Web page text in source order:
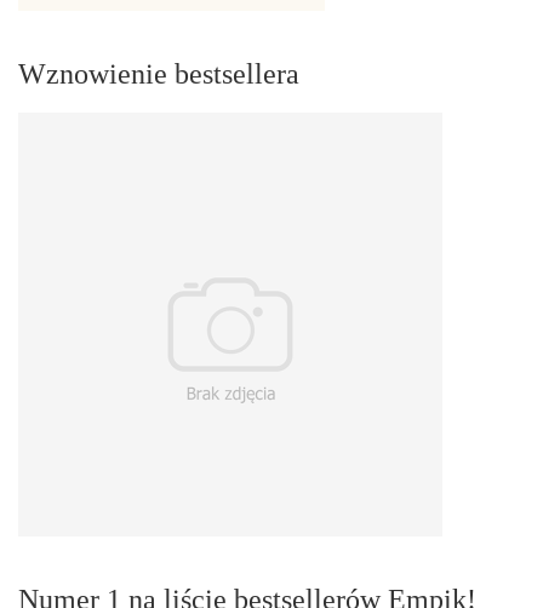
Wznowienie bestsellera
Numer 1 na liście bestsellerów Empik!